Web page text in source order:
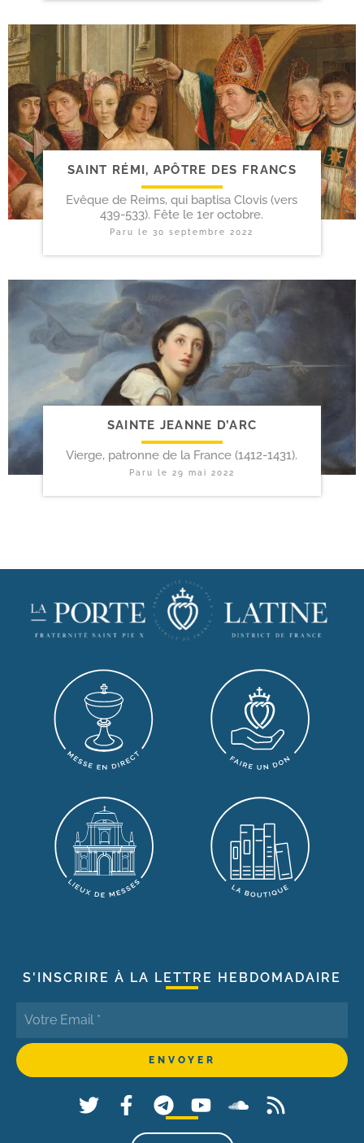
SAINT RÉMI, APÔTRE DES FRANCS
Evêque de Reims, qui baptisa Clovis (vers
439-533). Fête le 1er octobre.
Paru le30 septembre 2022
SAINTE JEANNE D’ARC
Vierge, patronne de la France (1412-1431).
Paru le 29 mai 2022
S'INSCRIRE À LA LETTRE HEBDOMADAIRE